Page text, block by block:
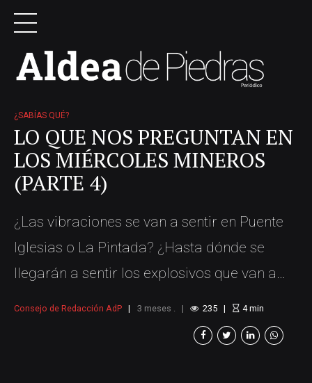
¿SABÍAS QUÉ?
LO QUE NOS PREGUNTAN EN
LOS MIÉRCOLES MINEROS
(PARTE 4)
¿Las vibraciones se van a sentir en Puente
Iglesias o La Pintada? ¿Hasta dónde se
llegarán a sentir los explosivos que van a
Quebradona no utilizaremos dinamita sino
una emulsión que permite gestionar de
Consejo de Redacción AdP 3 meses . 235 4min